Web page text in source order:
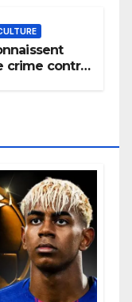
crime contre